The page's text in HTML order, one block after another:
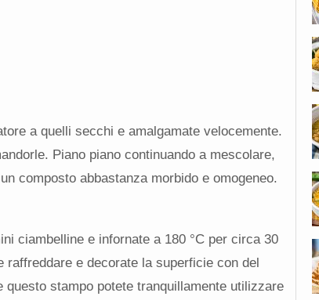
a quelli secchi e amalgamate velocemente.
Piano piano continuando a mescolare,
composto abbastanza morbido e omogeneo.
ciambelline e infornate a 180 °C per circa 30
e decorate la superficie con del
stampo potete tranquillamente utilizzare